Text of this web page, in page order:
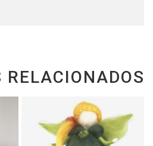
RELACIONADOS